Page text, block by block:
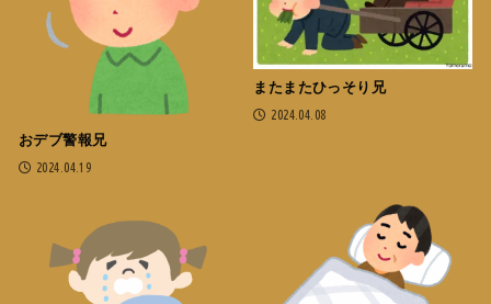
おデブ警報兄
2024.04.19
またまたひっそり兄
2024.04.08